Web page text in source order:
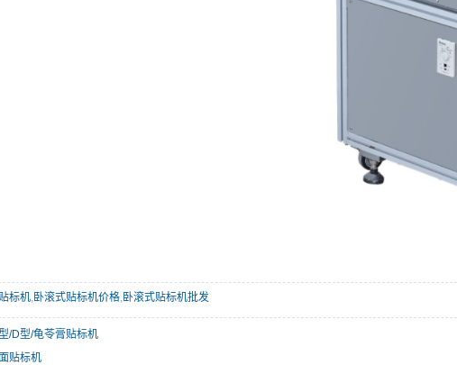
标机,卧滚式贴标机价格,卧滚式贴标机批发
/D型/龟苓膏贴标机
贴标机